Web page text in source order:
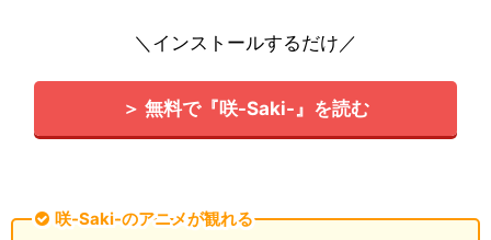
＼インストールするだけ／
＞ 無料で『咲-Saki-』を読む
咲-Saki-のアニメが観れる